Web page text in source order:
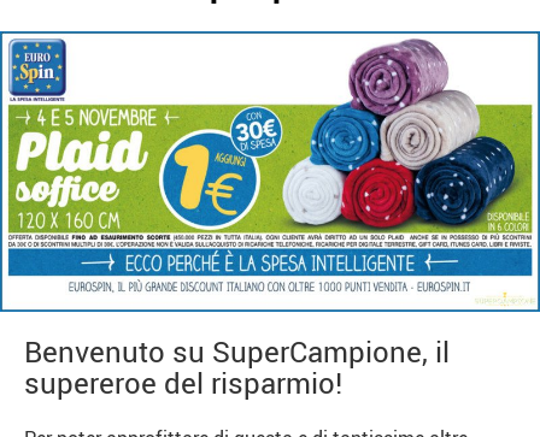
Benvenuto su SuperCampione, il
supereroe del risparmio!